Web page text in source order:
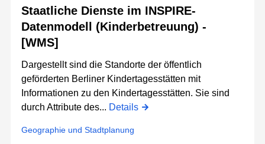
Staatliche Dienste im INSPIRE-
Datenmodell (Kinderbetreuung) -
[WMS]
Dargestellt sind die Standorte der öffentlich
geförderten Berliner Kindertagesstätten mit
Informationen zu den Kindertagesstätten. Sie sind
durch Attribute des... Details
Geographie und Stadtplanung